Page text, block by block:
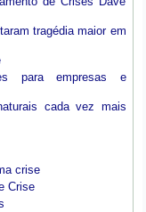
tragédia maior em
para empresas e
cada vez mais
crise
Crise